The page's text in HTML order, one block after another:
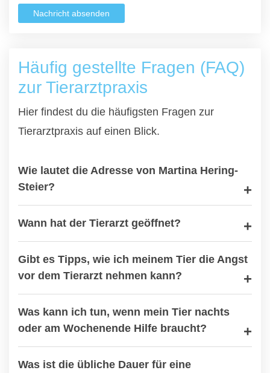
Nachricht absenden
Häufig gestellte Fragen (FAQ)
zur Tierarztpraxis
Hier findest du die häufigsten Fragen zur
Tierarztpraxis auf einen Blick.
Wie lautet die Adresse von Martina Hering-
Steier?
Wann hat der Tierarzt geöffnet?
Gibt es Tipps, wie ich meinem Tier die Angst
vor dem Tierarzt nehmen kann?
Was kann ich tun, wenn mein Tier nachts
oder am Wochenende Hilfe braucht?
Was ist die übliche Dauer für eine